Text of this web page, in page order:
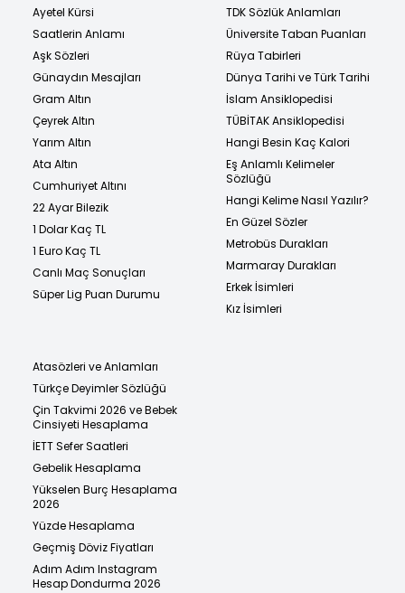
Ayetel Kürsi
Saatlerin Anlamı
Aşk Sözleri
Günaydın Mesajları
Gram Altın
Çeyrek Altın
Yarım Altın
Ata Altın
Cumhuriyet Altını
22 Ayar Bilezik
1 Dolar Kaç TL
1 Euro Kaç TL
Canlı Maç Sonuçları
Süper Lig Puan Durumu
TDK Sözlük Anlamları
Üniversite Taban Puanları
Rüya Tabirleri
Dünya Tarihi ve Türk Tarihi
İslam Ansiklopedisi
TÜBİTAK Ansiklopedisi
Hangi Besin Kaç Kalori
Eş Anlamlı Kelimeler
Sözlüğü
Hangi Kelime Nasıl Yazılır?
En Güzel Sözler
Metrobüs Durakları
Marmaray Durakları
Erkek İsimleri
Kız İsimleri
Atasözleri ve Anlamları
Türkçe Deyimler Sözlüğü
Çin Takvimi 2026 ve Bebek
Cinsiyeti Hesaplama
İETT Sefer Saatleri
Gebelik Hesaplama
Yükselen Burç Hesaplama
2026
Yüzde Hesaplama
Geçmiş Döviz Fiyatları
Adım Adım Instagram
Hesap Dondurma 2026